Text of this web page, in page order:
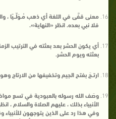
معنى قفَّى في اللغة أي ذهب مُـوَلِّــيًا ،
فلا نبي بعده. انظر «النهاية».
أي يكون الحشر بعد بعثته في الترتيب
بعثته ويوم الحشر.
ارتـجَ بفتح الجيم وتخفيفها من الارتاج
وصَف الله رسوله بالعبودية في تسع
الأنبياء بذلك ، عليهم الصلاة والسلام ،
وفي هذا رد على الذين يتوجهون للأنبياء